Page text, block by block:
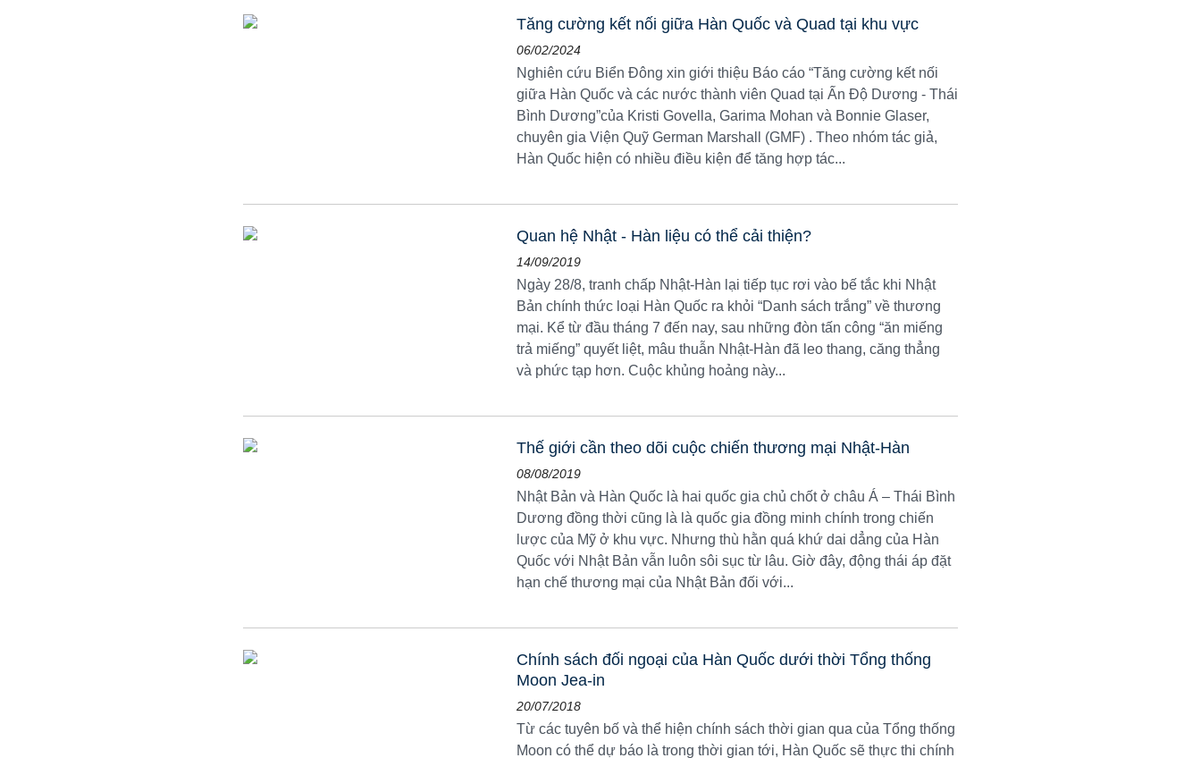
Tăng cường kết nối giữa Hàn Quốc và Quad tại khu vực
06/02/2024
Nghiên cứu Biển Đông xin giới thiệu Báo cáo “Tăng cường kết nối
giữa Hàn Quốc và các nước thành viên Quad tại Ấn Độ Dương - Thái
Bình Dương”của Kristi Govella, Garima Mohan và Bonnie Glaser,
chuyên gia Viện Quỹ German Marshall (GMF) . Theo nhóm tác giả,
Hàn Quốc hiện có nhiều điều kiện để tăng hợp tác...
Quan hệ Nhật - Hàn liệu có thể cải thiện?
14/09/2019
Ngày 28/8, tranh chấp Nhật-Hàn lại tiếp tục rơi vào bế tắc khi Nhật
Bản chính thức loại Hàn Quốc ra khỏi “Danh sách trắng” về thương
mại. Kể từ đầu tháng 7 đến nay, sau những đòn tấn công “ăn miếng
trả miếng” quyết liệt, mâu thuẫn Nhật-Hàn đã leo thang, căng thẳng
và phức tạp hơn. Cuộc khủng hoảng này...
Thế giới cần theo dõi cuộc chiến thương mại Nhật-Hàn
08/08/2019
Nhật Bản và Hàn Quốc là hai quốc gia chủ chốt ở châu Á – Thái Bình
Dương đồng thời cũng là là quốc gia đồng minh chính trong chiến
lược của Mỹ ở khu vực. Nhưng thù hằn quá khứ dai dẳng của Hàn
Quốc với Nhật Bản vẫn luôn sôi sục từ lâu. Giờ đây, động thái áp đặt
hạn chế thương mại của Nhật Bản đối với...
Chính sách đối ngoại của Hàn Quốc dưới thời Tổng thống
Moon Jea-in
20/07/2018
Từ các tuyên bố và thể hiện chính sách thời gian qua của Tổng thống
Moon có thể dự báo là trong thời gian tới, Hàn Quốc sẽ thực thi chính